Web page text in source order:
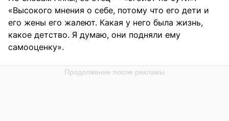
«Высокого мнения о себе, потому что его дети и
его жены его жалеют. Какая у него была жизнь,
какое детство. Я думаю, они подняли ему
самооценку».